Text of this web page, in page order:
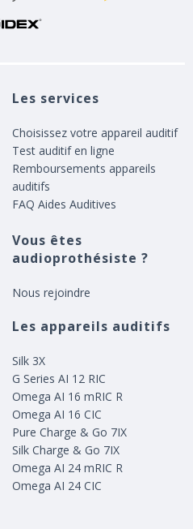
Les services
Choisissez votre appareil auditif
Test auditif en ligne
Remboursements appareils
auditifs
FAQ Aides Auditives
Vous êtes
audioprothésiste ?
Nous rejoindre
Les appareils auditifs
Silk 3X
G Series AI 12 RIC
Omega AI 16 mRIC R
Omega AI 16 CIC
Pure Charge & Go 7IX
Silk Charge & Go 7IX
Omega AI 24 mRIC R
Omega AI 24 CIC